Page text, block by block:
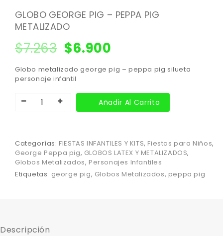
GLOBO GEORGE PIG – PEPPA PIG
METALIZADO
$7.263 $6.900
Globo metalizado george pig – peppa pig silueta
personaje infantil
Añadir Al Carrito
Categorías: FIESTAS INFANTILES Y KITS, Fiestas para Niños,
George Peppa pig, GLOBOS LATEX Y METALIZADOS,
Globos Metalizados, Personajes Infantiles
Etiquetas: george pig, Globos Metalizados, peppa pig
Descripción